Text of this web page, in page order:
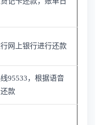
网上银行进行还款
95533，根据语音
款